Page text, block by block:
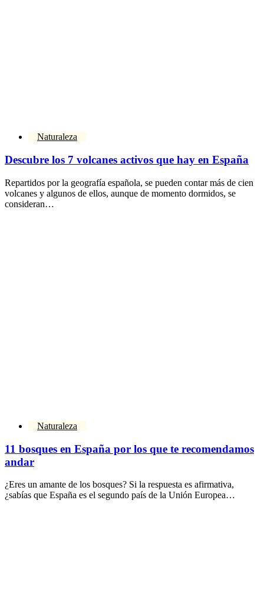
Naturaleza
Descubre los 7 volcanes activos que hay en España
Repartidos por la geografía española, se pueden contar más de cien
volcanes y algunos de ellos, aunque de momento dormidos, se
consideran…
Naturaleza
11 bosques en España por los que te recomendamos
andar
¿Eres un amante de los bosques? Si la respuesta es afirmativa,
¿sabías que España es el segundo país de la Unión Europea…